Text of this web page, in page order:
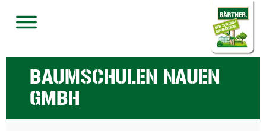
BAUMSCHULEN NAUEN
GMBH